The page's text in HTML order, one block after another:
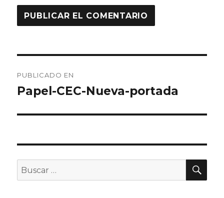
de
PUBLICADO EN
Papel-CEC-Nueva-portada
Buscar
por: